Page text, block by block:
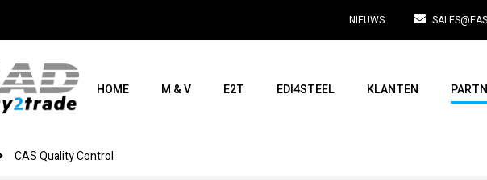
NIEUWS
HOME M & V E2T EDI4STEEL KLANTEN
CAS Quality Control